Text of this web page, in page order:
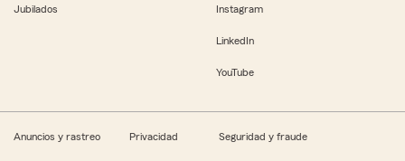
Jubilados Instagram
LinkedIn
YouTube
Anuncios y rastreo Privacidad Seguridad y fraude